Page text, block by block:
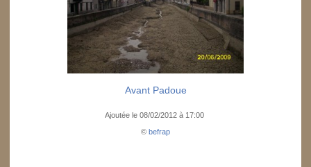
Avant Padoue
Ajoutée le 08/02/2012 à 17:00
© befrap